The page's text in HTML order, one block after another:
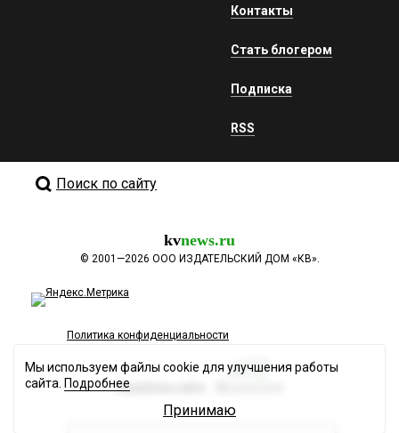
Контакты
Стать блогером
Подписка
RSS
Поиск по сайту
kvnews.ru
© 2001—2026 ООО ИЗДАТЕЛЬСКИЙ ДОМ «КВ».
Политика конфиденциальности
Разработка сайта
Мы используем файлы cookie для улучшения работы
сайта. Подробнее
Принимаю